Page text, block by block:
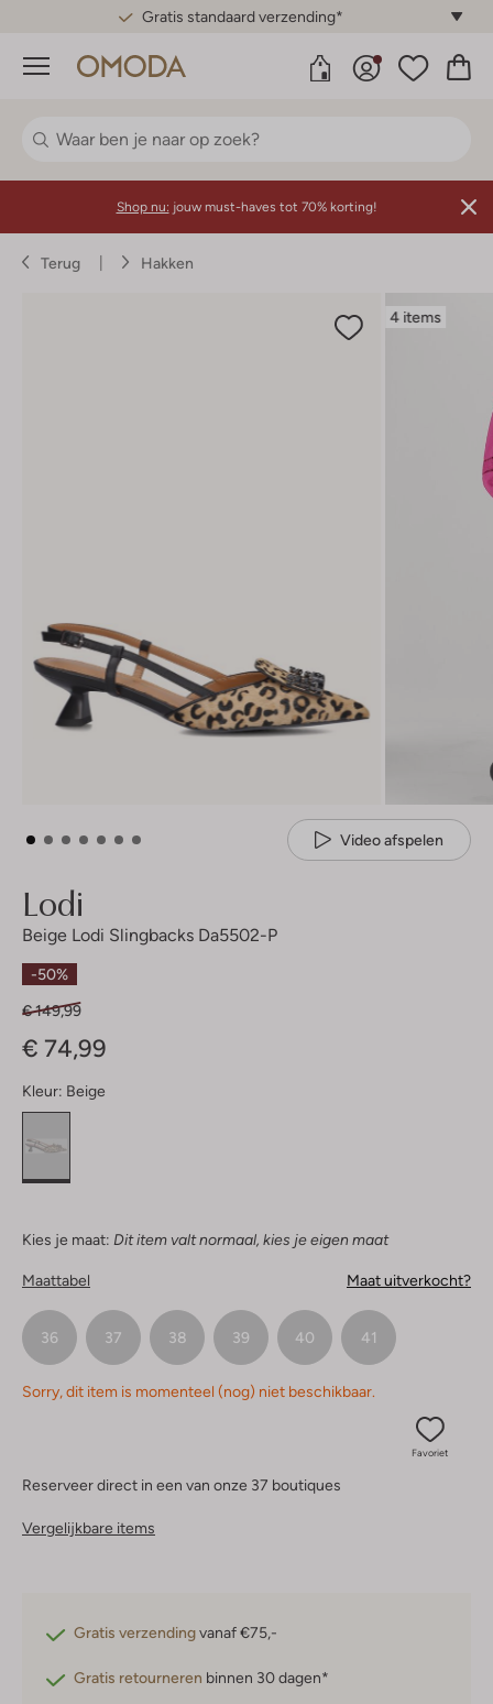
Gratis standaard verzending*
Menu
Shop nu: jouw must-haves tot 70% korting!
Terug Hakken
4 items
Video afspelen
Lodi
Beige Lodi Slingbacks Da5502-P
-50%
€ 149,99
€ 74,99
Kleur: Beige
Kies je maat: Dit item valt normaal, kies je eigen maat
Maattabel Maat uitverkocht?
36 37 38 39 40 41
Sorry, dit item is momenteel (nog) niet beschikbaar.
Favoriet
Reserveer direct in een van onze 37 boutiques
Vergelijkbare items
Gratis verzendingvanaf €75,-
Gratis retourneren binnen 30 dagen*